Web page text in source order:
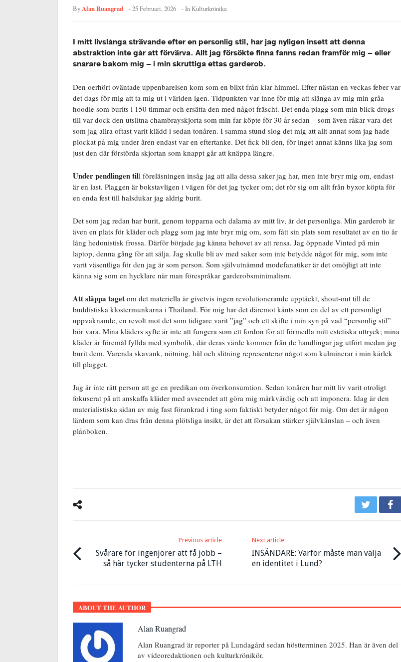
By Alan Ruangrad -25 Februari, 2026 - In Kulturkrönika
I mitt livslånga strävande efter en personlig stil, har jag nyligen insett att denna
abstraktion inte går att förvärva. Allt jag försökte finna fanns redan framför mig – eller
snarare bakom mig – i min skruttiga ettas garderob.
Den oerhört oväntade uppenbarelsen kom som en blixt från klar himmel. Efter nästan en veckas feber var
det dags för mig att ta mig ut i världen igen. Tidpunkten var inne för mig att slänga av mig min gråa
hoodie som burits i 150 timmar och ersätta den med något fräscht. Det enda plagg som min blick drogs
till var dock den utslitna chambrayskjorta som min far köpte för 30 år sedan – som även råkar vara det
som jag allra oftast varit klädd i sedan tonåren. I samma stund slog det mig att allt annat som jag hade
plockat på mig under åren endast var en eftertanke. Det fick bli den, för inget annat känns lika jag som
just den där förstörda skjortan som knappt går att knäppa längre.
Under pendlingen till föreläsningen insåg jag att alla dessa saker jag har, men inte bryr mig om, endast
är en last. Plaggen är bokstavligen i vägen för det jag tycker om; det rör sig om allt från byxor köpta för
en enda fest till halsdukar jag aldrig burit.
Det som jag redan har burit, genom topparna och dalarna av mitt liv, är det personliga. Min garderob är
även en plats för kläder och plagg som jag inte bryr mig om, som fått sin plats som resultatet av en tio år
lång hedonistisk frossa. Därför började jag känna behovet av att rensa. Jag öppnade Vinted på min
laptop, denna gång för att sälja. Jag skulle bli av med saker som inte betydde något för mig, som inte
varit väsentliga för den jag är som person. Som självutnämnd modefanatiker är det omöjligt att inte
känna sig som en hycklare när man förespråkar garderobsminimalism.
Att släppa taget om det materiella är givetvis ingen revolutionerande upptäckt, shout-out till de
buddistiska klostermunkarna i Thailand. För mig har det däremot känts som en del av ett personligt
uppvaknande, en revolt mot det som tidigare varit ”jag” och ett skifte i min syn på vad “personlig stil”
bör vara. Mina kläders syfte är inte att fungera som ett fordon för att förmedla mitt estetiska uttryck; mina
kläder är föremål fyllda med symbolik, där deras värde kommer från de handlingar jag utfört medan jag
burit dem. Varenda skavank, nötning, hål och slitning representerar något som kulminerar i min kärlek
till plagget.
Jag är inte rätt person att ge en predikan om överkonsumtion. Sedan tonåren har mitt liv varit otroligt
fokuserat på att anskaffa kläder med avseendet att göra mig märkvärdig och att imponera. Idag är den
materialistiska sidan av mig fast förankrad i ting som faktiskt betyder något för mig. Om det är någon
lärdom som kan dras från denna plötsliga insikt, är det att försakan stärker självkänslan – och även
plånboken.
Previous article
Svårare för ingenjörer att få jobb –
så här tycker studenterna på LTH
Next article
INSÄNDARE: Varför måste man välja
en identitet i Lund?
ABOUT THE AUTHOR
Alan Ruangrad
Alan Ruangrad är reporter på Lundagård sedan höstterminen 2025. Han är även del
av videoredaktionen och kulturkrönikör.